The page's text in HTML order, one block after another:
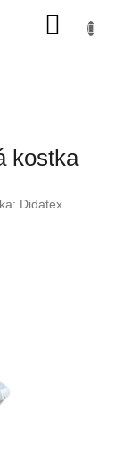
kostka
Didatex